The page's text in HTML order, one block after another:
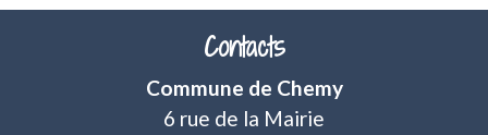
Contacts
Commune de Chemy
6 rue de la Mairie